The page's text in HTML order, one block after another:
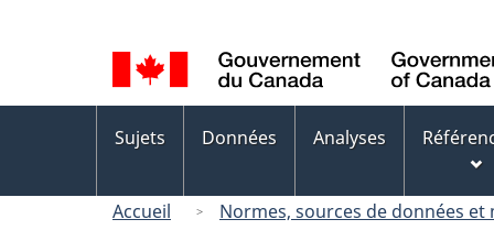
de
la
langue
des
Sujets Données Analyses
Accueil Normes, sources de données et